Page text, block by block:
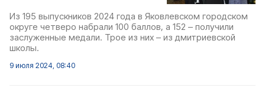
Из 195 выпускников 2024 года в Яковлевском городском
округе четверо набрали 100 баллов, а 152 – получили
заслуженные медали. Трое из них – из дмитриевской
школы.
9 июля 2024, 08:40